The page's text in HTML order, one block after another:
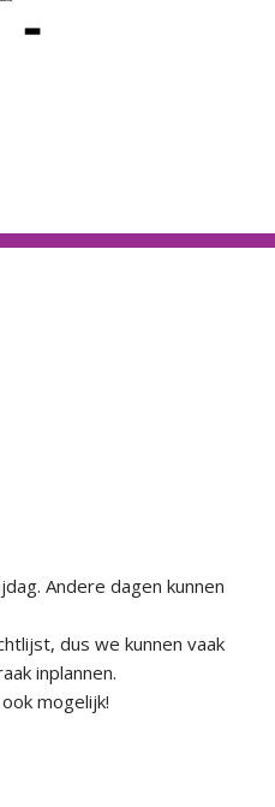
Andere dagen kunnen
dus we kunnen vaak
inplannen.
mogelijk!